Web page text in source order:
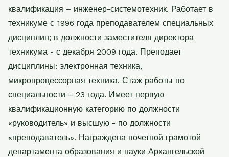
квалификация – инженер-системотехник. Работает в
техникуме с 1996 года преподавателем специальных
дисциплин; в должности заместителя директора
техникума - с декабря 2009 года. Преподает
дисциплины: электронная техника,
микропроцессорная техника. Стаж работы по
специальности – 23 года. Имеет первую
квалификационную категорию по должности
«руководитель» и высшую - по должности
«преподаватель». Награждена почетной грамотой
департамента образования и науки Архангельской